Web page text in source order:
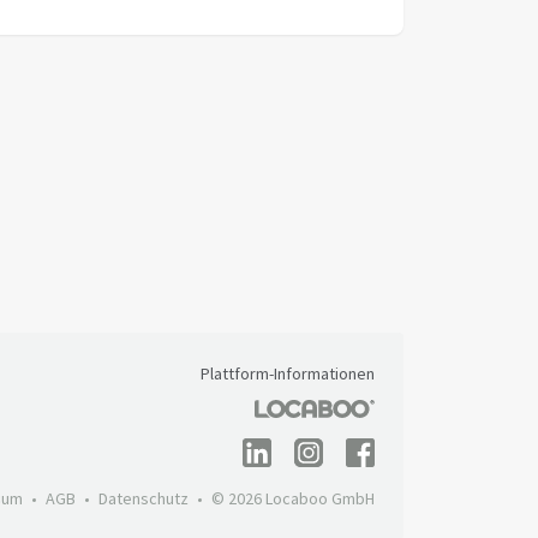
Plattform-Informationen
AGB Datenschutz © 2026 Locaboo GmbH